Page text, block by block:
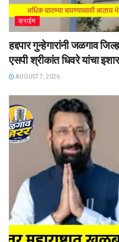
क्राईम
हद्दपार गुन्हेगारांनी जळगाव
एसपी श्रीकांत धिवरे यांचा
AUGUST 7, 2026